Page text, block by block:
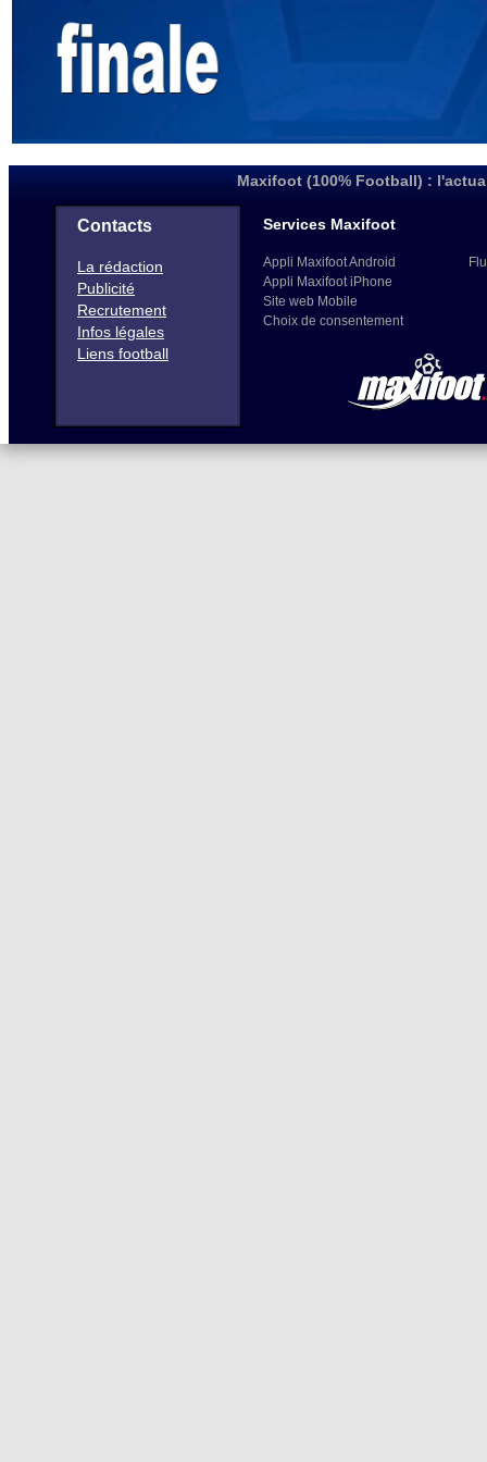
Maxifoot (100% Football) :
Contacts
La rédaction
Publicité
Recrutement
Infos légales
Liens football
Services Maxifoot
Appli Maxifoot Android
Appli Maxifoot iPhone
Site web Mobile
Choix de consentement